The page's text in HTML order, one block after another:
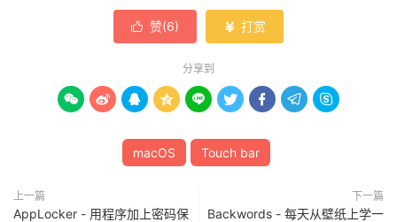
 赞(6)  打赏
分享到
        
macOS Touch bar
上一篇
AppLocker - 用程序加上密码保
下一篇
Backwords - 每天从壁纸上学一